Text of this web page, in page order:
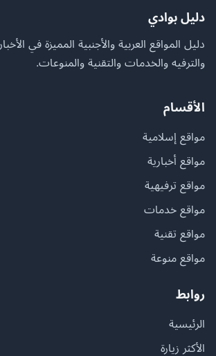
دليل بوادي
دليل المواقع العربية والأجنبية المميزة في
والترفيه والخدمات والتقنية والمنوعات.
الأقسام
مواقع إسلامية
مواقع أخبارية
مواقع ترفيهية
مواقع خدمات
مواقع تقنية
مواقع منوعة
روابط
الرئيسية
الأكثر زيارة